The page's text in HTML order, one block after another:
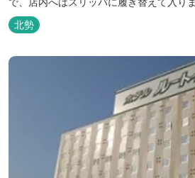
事を楽しめます。 席は店内にテーブル席
があり、お子様連れでも入りやすく居心地が
静かな雰囲気の中で、ゆっくり過ごすこ
北勢